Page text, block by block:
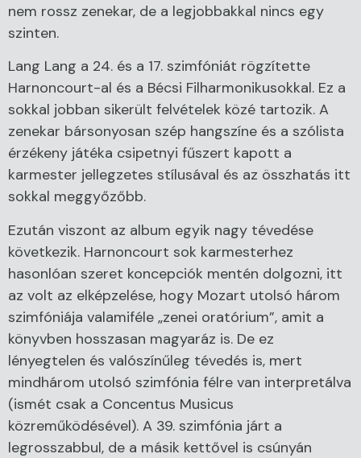
nem rossz zenekar, de a legjobbakkal nincs egy
szinten.
Lang Lang a 24. és a 17. szimfóniát rögzítette
Harnoncourt-al és a Bécsi Filharmonikusokkal. Ez a
sokkal jobban sikerült felvételek közé tartozik. A
zenekar bársonyosan szép hangszíne és a szólista
érzékeny játéka csipetnyi fűszert kapott a
karmester jellegzetes stílusával és az összhatás itt
sokkal meggyőzőbb.
Ezután viszont az album egyik nagy tévedése
következik. Harnoncourt sok karmesterhez
hasonlóan szeret koncepciók mentén dolgozni, itt
az volt az elképzelése, hogy Mozart utolsó három
szimfóniája valamiféle „zenei oratórium”, amit a
könyvben hosszasan magyaráz is. De ez
lényegtelen és valószínűleg tévedés is, mert
mindhárom utolsó szimfónia félre van interpretálva
(ismét csak a Concentus Musicus
közreműködésével). A 39. szimfónia járt a
legrosszabbul, de a másik kettővel is csúnyán